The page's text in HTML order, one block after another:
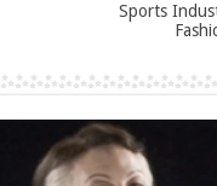
Sports